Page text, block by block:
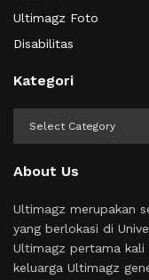
Ultimagz Foto
Disabilitas
Kategori
About Us
Ultimagz merupakan
yang berlokasi di
Ultimagz pertama
keluarga Ultimagz